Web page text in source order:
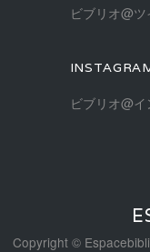
ビブリオ@
ビブリオ@
Copyright ©